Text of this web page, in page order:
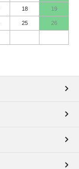
18 19
25 26